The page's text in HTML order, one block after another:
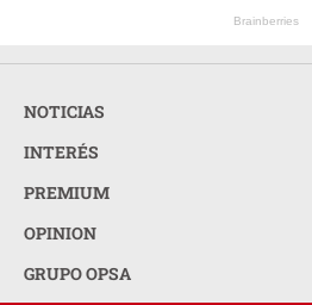
Brainberries
NOTICIAS
INTERÉS
PREMIUM
OPINION
GRUPO OPSA